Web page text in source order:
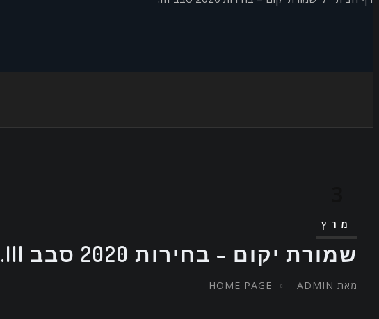
מרץ
שמורת יקום – בחירות 2020 סבב III.
מאת ADMIN
HOME PAGE